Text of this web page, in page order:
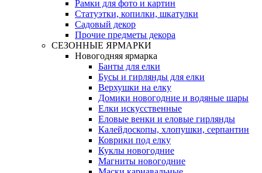
Рамки для фото и картин
Статуэтки, копилки, шкатулки
Садовый декор
Прочие предметы декора
СЕЗОННЫЕ ЯРМАРКИ
Новогодняя ярмарка
Банты для елки
Бусы и гирлянды для елки
Верхушки на елку
Домики новогодние и водяные шары
Елки искусственные
Еловые венки и еловые гирлянды
Калейдоскопы, хлопушки, серпантин
Коврики под елку
Куклы новогодние
Магниты новогодние